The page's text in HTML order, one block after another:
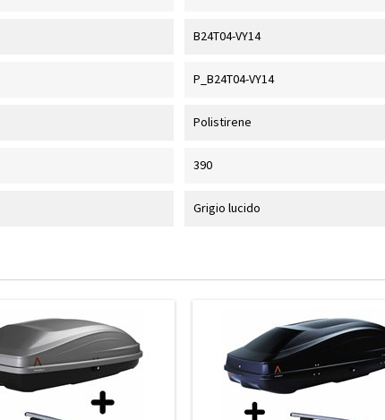
B24T04-VY14
P_B24T04-VY14
Polistirene
390
Grigio lucido